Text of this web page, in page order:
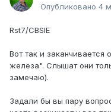
Опубликовано 4
Rst7/CBSIE
Вот так и
железа". Слышат они
замечаю).
Задали бы вы пару